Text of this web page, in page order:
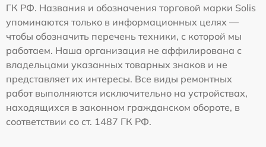
ГК РФ. Названия и обозначения торговой марки Solis
упоминаются только в информационных целях —
чтобы обозначить перечень техники, с которой мы
работаем. Наша организация не аффилирована с
владельцами указанных товарных знаков и не
представляет их интересы. Все виды ремонтных
работ выполняются исключительно на устройствах,
находящихся в законном гражданском обороте, в
соответствии со ст. 1487 ГК РФ.